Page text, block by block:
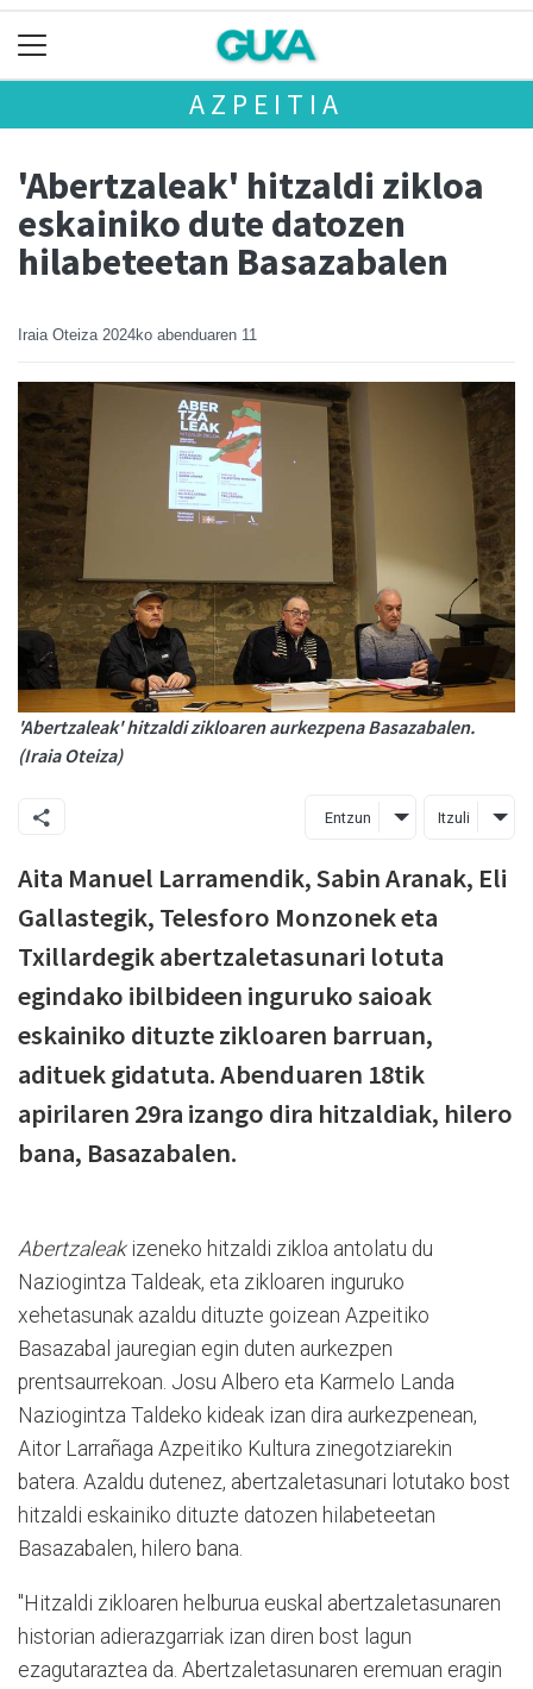
AZPEITIA
'Abertzaleak' hitzaldi zikloa
eskainiko dute datozen
hilabeteetan Basazabalen
Iraia Oteiza 2024ko abenduaren 11
'Abertzaleak' hitzaldi zikloaren aurkezpena Basazabalen.
(Iraia Oteiza)
Entzun Itzuli
Aita Manuel Larramendik, Sabin Aranak, Eli
Gallastegik, Telesforo Monzonek eta
Txillardegik abertzaletasunari lotuta
egindako ibilbideen inguruko saioak
eskainiko dituzte zikloaren barruan,
adituek gidatuta. Abenduaren 18tik
apirilaren 29ra izango dira hitzaldiak, hilero
bana, Basazabalen.
Abertzaleak izeneko hitzaldi zikloa antolatu du
Naziogintza Taldeak, eta zikloaren inguruko
xehetasunak azaldu dituzte goizean Azpeitiko
Basazabal jauregian egin duten aurkezpen
prentsaurrekoan. Josu Albero eta Karmelo Landa
Naziogintza Taldeko kideak izan dira aurkezpenean,
Aitor Larrañaga Azpeitiko Kultura zinegotziarekin
batera. Azaldu dutenez, abertzaletasunari lotutako bost
hitzaldi eskainiko dituzte datozen hilabeteetan
Basazabalen, hilero bana.
"Hitzaldi zikloaren helburua euskal abertzaletasunaren
historian adierazgarriak izan diren bost lagun
ezagutaraztea da. Abertzaletasunaren eremuan eragin